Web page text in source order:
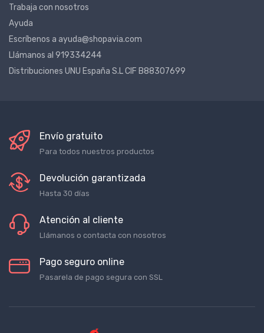
Trabaja con nosotros
Ayuda
Escríbenos a ayuda@shopavia.com
Llámanos al 919334244
Distribuciones UNU España S.L CIF B88307699
Envío gratuito
Para todos nuestros productos
Devolución garantizada
Hasta 30 días
Atención al cliente
Llámanos o contacta con nosotros
Pago seguro online
Pasarela de pago segura con SSL